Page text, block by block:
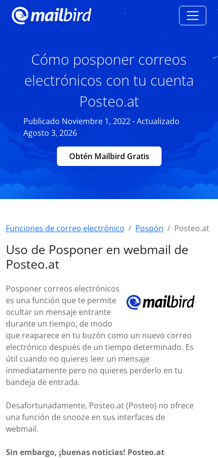
Cómo posponer correos
electrónicos con tu cuenta
Posteo.at
Publicado Noviembre 1, 2022 - Actualizado
Agosto 3, 2026
Obtén Mailbird Gratis
Funciones de correo electrónico Pospón Posteo.at
Uso de Posponer en webmail de
Posteo.at
Posponer correos electrónicos
es una función que te permite
ocultar un mensaje entrante
durante un tiempo, de modo
que reaparece en tu buzón como un nuevo correo
electrónico después de un tiempo determinado. Es
útil cuando no quieres leer un mensaje
inmediatamente pero no quieres perderlo en tu
bandeja de entrada.
Desafortunadamente, Posteo.at (Posteo) no ofrece
una función de snooze en sus interfaces de
webmail.
Sin embargo, ¡buenas noticias! Posteo.at